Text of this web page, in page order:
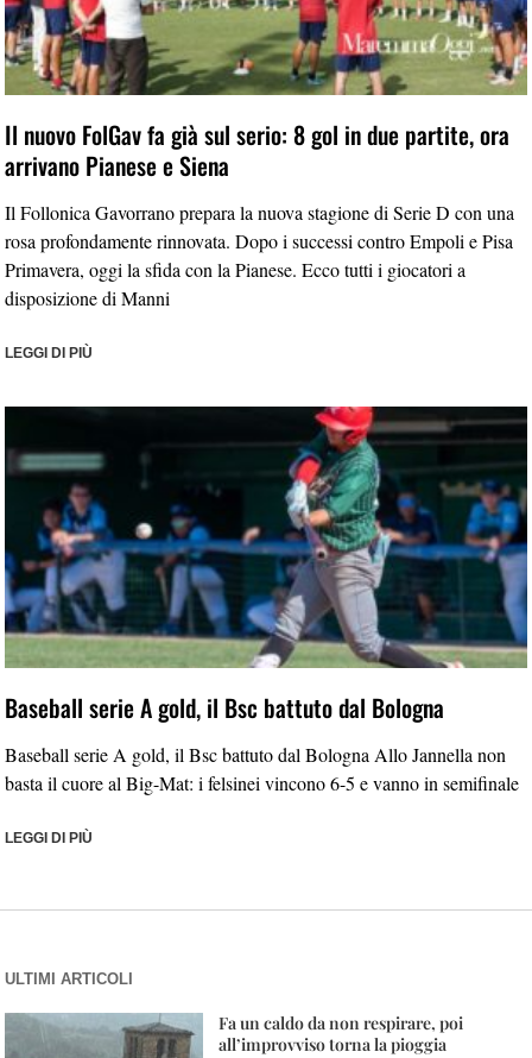
Il nuovo FolGav fa già sul serio: 8 gol in due partite, ora
arrivano Pianese e Siena
Il Follonica Gavorrano prepara la nuova stagione di Serie D con una
rosa profondamente rinnovata. Dopo i successi contro Empoli e Pisa
Primavera, oggi la sfida con la Pianese. Ecco tutti i giocatori a
disposizione di Manni
LEGGI DI PIÙ
Baseball serie A gold, il Bsc battuto dal Bologna
Baseball serie A gold, il Bsc battuto dal Bologna Allo Jannella non
basta il cuore al Big-Mat: i felsinei vincono 6-5 e vanno in semifinale
LEGGI DI PIÙ
ULTIMI ARTICOLI
Fa un caldo da non respirare, poi
all’improvviso torna la pioggia